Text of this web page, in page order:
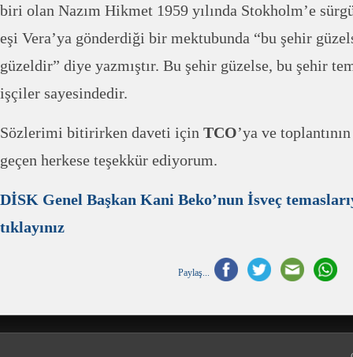
biri olan Nazım Hikmet 1959 yılında Stokholm’e
eşi Vera’ya gönderdiği bir mektubunda “bu şehir
güzeldir” diye yazmıştır. Bu şehir güzelse, bu şehir
işçiler sayesindedir.
Sözlerimi bitirirken daveti için TCO’ya ve
geçen herkese teşekkür ediyorum.
DİSK Genel Başkan Kani Beko’nun İsveç
tıklayınız
Paylaş...